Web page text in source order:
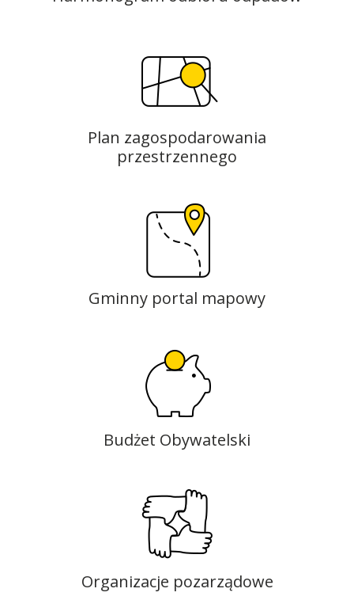
Plan zagospodarowania
przestrzennego
Gminny portal mapowy
Budżet Obywatelski
Organizacje pozarządowe